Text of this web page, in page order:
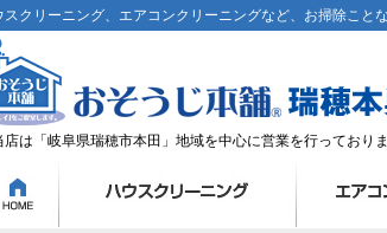
スクリーニング、エアコンクリーニングなど、お掃除こと
は「岐阜県瑞穂市本田」地域を中心に営業を行っておりま